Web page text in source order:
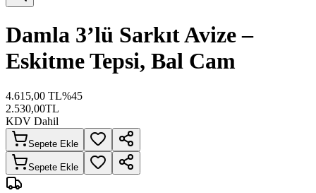
Damla 3’lü Sarkıt Avize –
Eskitme Tepsi, Bal Cam
4.615,00 TL%45
2.530,00TL
KDV Dahil
Sepete Ekle
Sepete Ekle